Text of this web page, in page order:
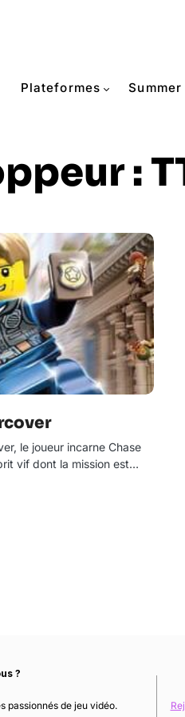
Plateformes
:
le joueur incarne Chase
vif dont la mission est…
?
passionnés de jeu vidéo.